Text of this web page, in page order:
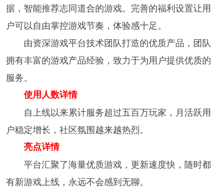
据，智能推荐志同道合的游戏。完善的福利设置让用
户可以自由掌控游戏节奏，体验感十足。
由资深游戏平台技术团队打造的优质产品，团队
拥有丰富的游戏产品经验，致力于为用户提供优质的
服务。
使用人数详情
自上线以来累计服务超过五百万玩家，月活跃用
户稳定增长，社区氛围越来越热烈。
亮点详情
平台汇聚了海量优质游戏，更新速度快，随时都
有新游戏上线，永远不会感到无聊。